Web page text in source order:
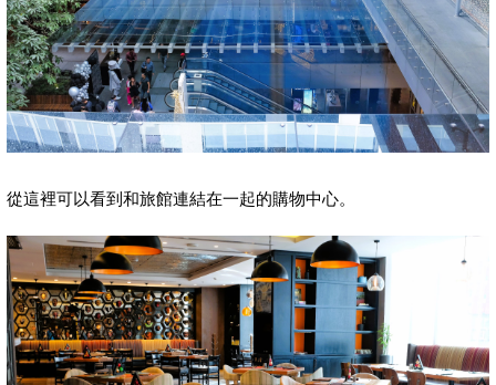
從這裡可以看到和旅館連結在一起的購物中心。